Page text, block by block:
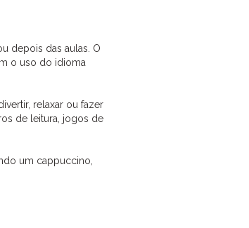
depois das aulas. O
o uso do idioma
relaxar ou fazer
de leitura, jogos de
um cappuccino,